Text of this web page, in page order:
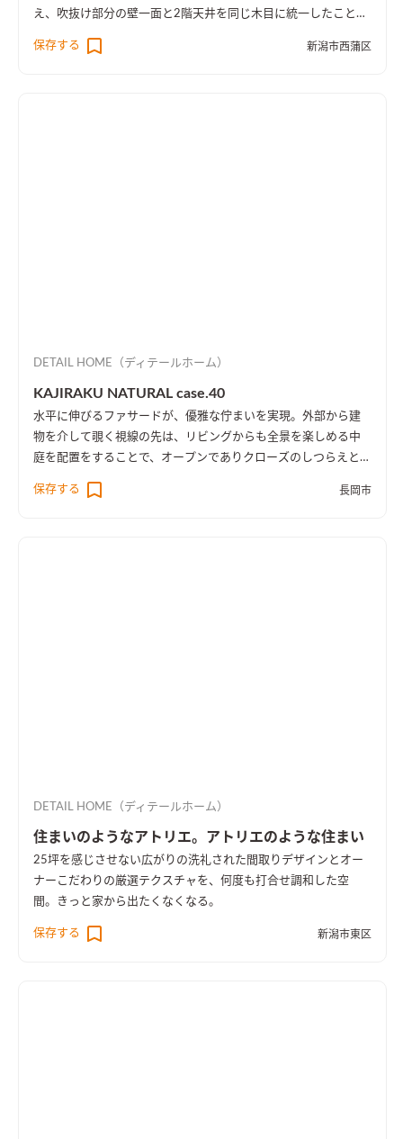
え、吹抜け部分の壁一面と2階天井を同じ木目に統一したことに
楽譜を整理する本棚を壁一面に設け、屋外への防音効果も担って
保存する 新潟市西蒲区
DETAIL HOME（ディテールホーム）
KAJIRAKU NATURAL case.40
水平に伸びるファサードが、優雅な佇まいを実現。外部から建
物を介して覗く視線の先は、リビングからも全景を楽しめる中
庭を配置をすることで、オープンでありクローズのしつらえとし
保存する
長岡市
DETAIL HOME（ディテールホーム）
住まいのようなアトリエ。アトリエのような住まい
25坪を感じさせない広がりの洗礼された間取りデザインとオー
ナーこだわりの厳選テクスチャを、何度も打合せ調和した空
間。きっと家から出たくなくなる。
保存する 新潟市東区